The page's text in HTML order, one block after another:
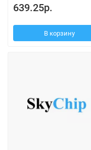
639.25р.
В корзину